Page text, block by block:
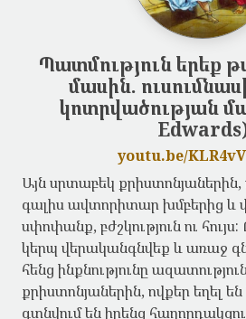
Պատմություն երեք
մասին.
կոտրվածության
youtu.be/
Այն սրտաբեկ քրիստոնյաներին,
գալիս ավտորիտար խմբերից և
սփոփանք, բժշկություն ու
կերպ վերականգնվեք և առաջ
հենց ինքնությունը
քրիստոնյաներին, ովքեր եղել
գտնվում են իրենց